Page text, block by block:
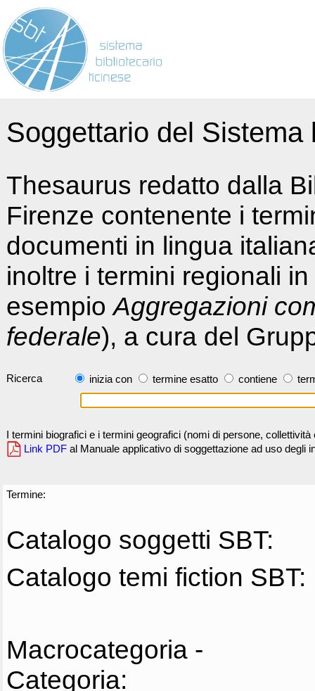
Soggettario del
Thesaurus redatto dalla
Firenze contenente i
documenti in lingua
inoltre i termini regionali
esempioAggregazioni
federale), a cura del
Ricerca inizia con termine esatto contiene
I termini biografici e i termini geografici (nomi di persone,
Link PDF al Manuale applicativo di soggettazione ad uso degli
Termine:
Catalogo soggetti SBT:
Catalogo temi fiction SBT:
Macrocategoria -
Categoria: